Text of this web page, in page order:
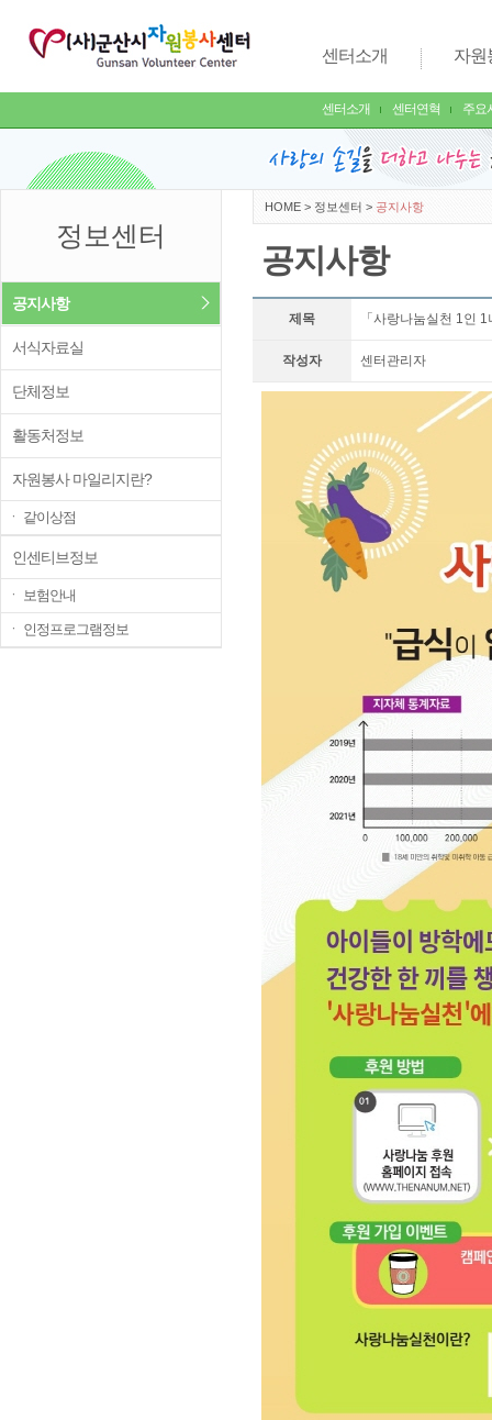
센터소개
센터소개 센터연혁 주요
자원
정보센터
공지사항
서식자료실
단체정보
활동처정보
자원봉사 마일리지란?
ㆍ 같이상점
인센티브정보
ㆍ 보험안내
ㆍ 인정프로그램정보
HOME > 정보센터 > 공지사항
공지사항
제목 「사랑나눔실천 1인
작성자 센터관리자